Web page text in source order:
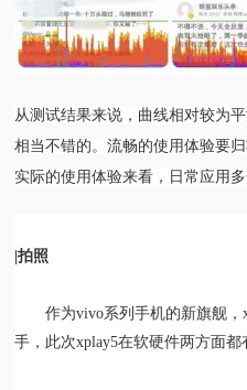
从测试结果来说，曲线相对较为
相当不错的。流畅的使用体验要
实际的使用体验来看，日常应用
|拍照
作为vivo系列手机的新旗舰
手，此次xplay5在软硬件两方面都